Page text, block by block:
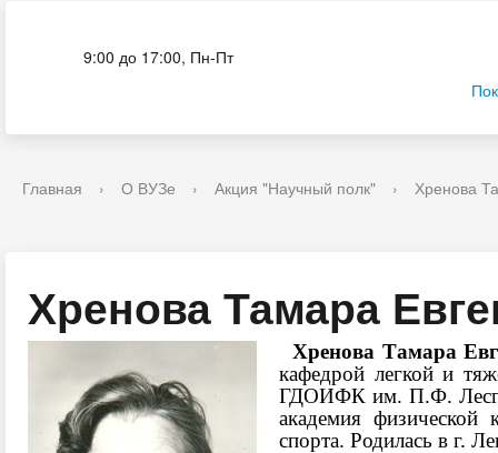
9:00 до 17:00, Пн-Пт
Главная › О ВУЗе › Акция "Научный полк" › Хренова
Хренова Тамара
Хренова Тамара
кафедрой легкой и
ГДОИФК им. П.Ф.
академия физической
спорта. Родилась в г.